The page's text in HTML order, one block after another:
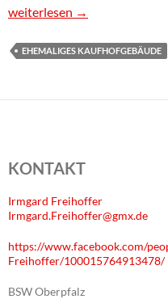
Antrag: Fragen anlässlich
weiterlesen →
EHEMALIGES KAUFHOFGEBÄUDE
KONTAKT
Irmgard Freihoffer
Irmgard.Freihoffer@gmx.de
https://www.facebook.com/
Freihoffer/100015764913478/
BSW Oberpfalz